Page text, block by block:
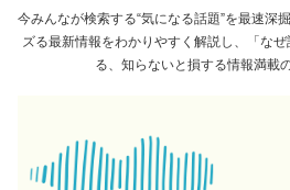
今みんなが検索する“気になる話題”を最速深
ズる最新情報をわかりやすく解説し、「な
る、知らないと損する情報満載